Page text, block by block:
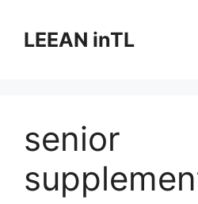
contentLEEAN inTL
senior